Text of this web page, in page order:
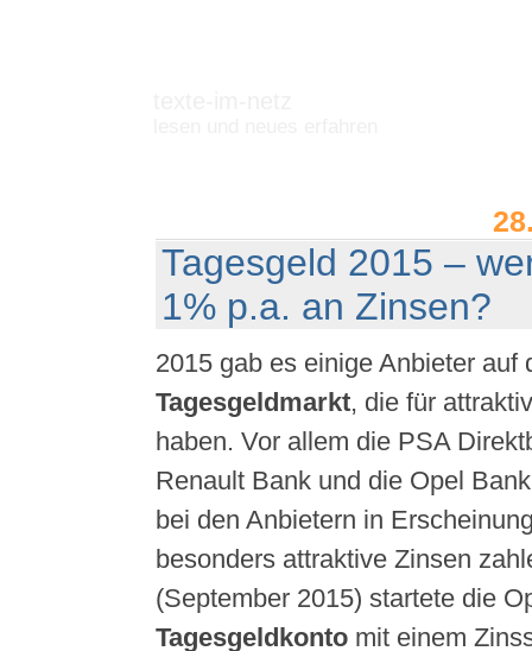
Tagesgeld 2015 –
1% p.a. an Zinsen?
2015 gab es einige Anbieter auf
Tagesgeldmarkt, die für
haben. Vor allem die PSA
Renault Bank und die Opel
bei den Anbietern in
besonders attraktive Zinsen
(September 2015) startete die
Tagesgeldkonto mit einem